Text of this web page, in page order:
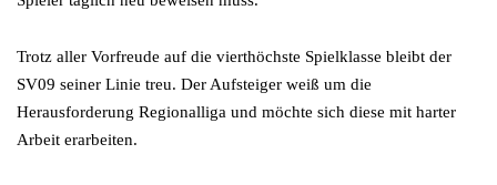
Trotz aller Vorfreude auf die vierthöchste Spielklasse bleibt der
SV09 seiner Linie treu. Der Aufsteiger weiß um die
Herausforderung Regionalliga und möchte sich diese mit harter
Arbeit erarbeiten.